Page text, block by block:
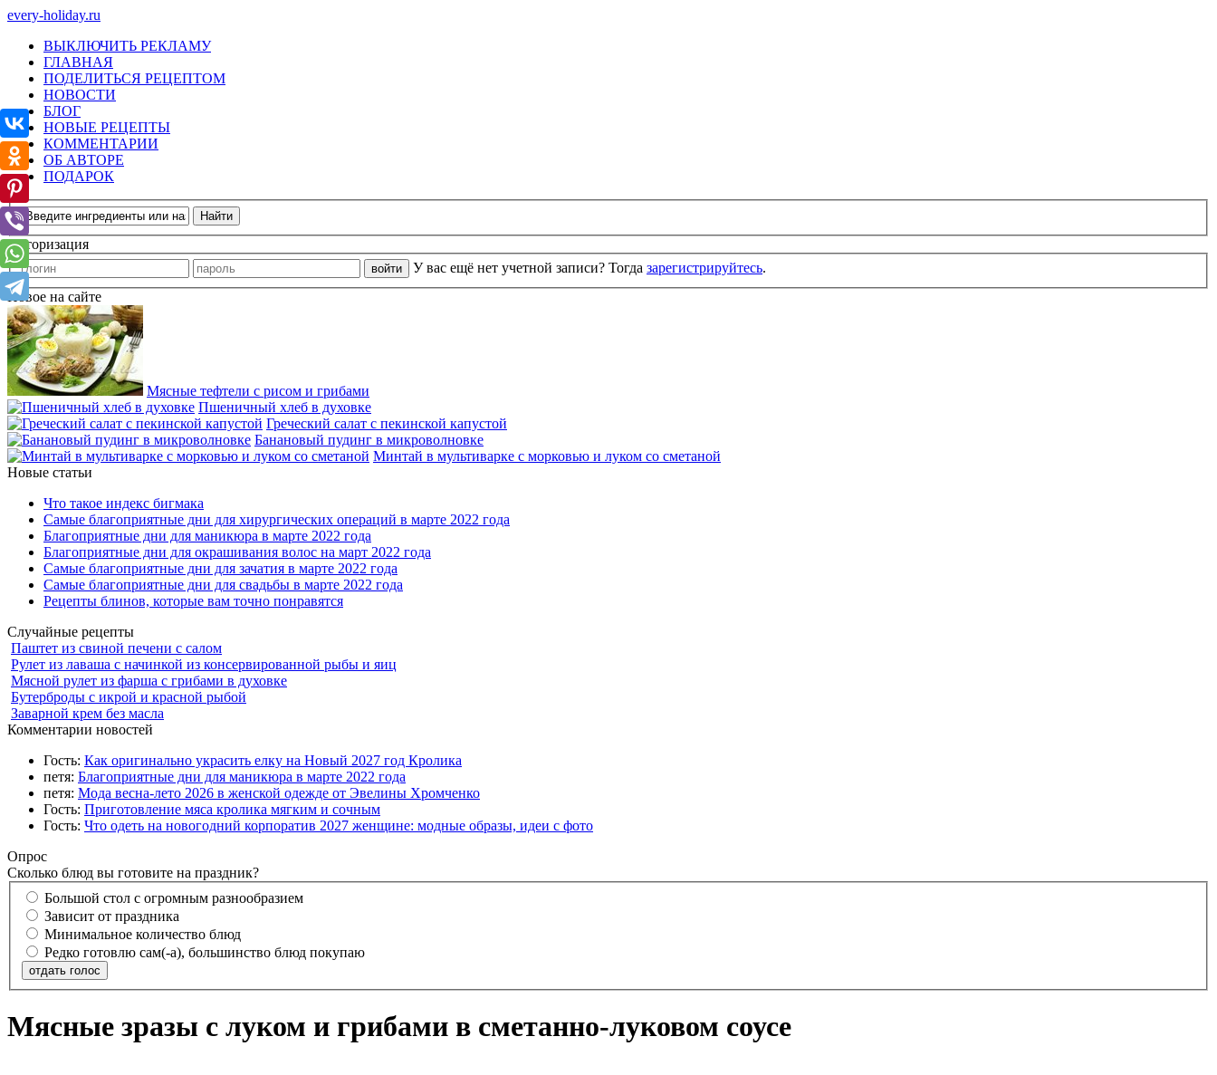
every-holiday.ru
ВЫКЛЮЧИТЬ РЕКЛАМУ
ГЛАВНАЯ
ПОДЕЛИТЬСЯ РЕЦЕПТОМ
НОВОСТИ
БЛОГ
НОВЫЕ РЕЦЕПТЫ
КОММЕНТАРИИ
ОБ АВТОРЕ
ПОДАРОК
Авторизация
У вас ещё нет учетной записи? Тогда зарегистрируйтесь.
Новое на сайте
Мясные тефтели с рисом и грибами
Пшеничный хлеб в духовке
Греческий салат с пекинской капустой
Банановый пудинг в микроволновке
Минтай в мультиварке с морковью и луком со сметаной
Новые статьи
Что такое индекс бигмака
Самые благоприятные дни для хирургических операций в марте 2022 года
Благоприятные дни для маникюра в марте 2022 года
Благоприятные дни для окрашивания волос на март 2022 года
Самые благоприятные дни для зачатия в марте 2022 года
Самые благоприятные дни для свадьбы в марте 2022 года
Рецепты блинов, которые вам точно понравятся
Случайные рецепты
Паштет из свиной печени с салом
Рулет из лаваша с начинкой из консервированной рыбы и яиц
Мясной рулет из фарша с грибами в духовке
Бутерброды с икрой и красной рыбой
Заварной крем без масла
Комментарии новостей
Гость: Как оригинально украсить елку на Новый 2027 год Кролика
петя: Благоприятные дни для маникюра в марте 2022 года
петя: Мода весна-лето 2026 в женской одежде от Эвелины Хромченко
Гость: Приготовление мяса кролика мягким и сочным
Гость: Что одеть на новогодний корпоратив 2027 женщине: модные образы, идеи с фото
Опрос
Сколько блюд вы готовите на праздник?
Большой стол с огромным разнообразием
Зависит от праздника
Минимальное количество блюд
Редко готовлю сам(-а), большинство блюд покупаю
отдать голос
Мясные зразы с луком и грибами в сметанно-луковом соусе